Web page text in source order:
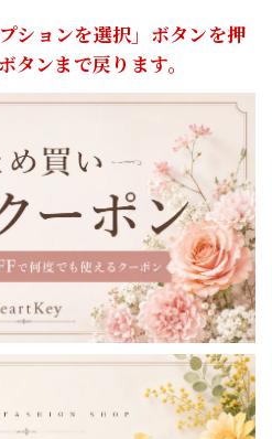
ションを選択」ボタンを押
タンまで戻ります。